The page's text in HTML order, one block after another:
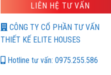
LIÊN HỆ TƯ VẤN
CÔNG TY CỔ PHẦN TƯ VẤN
THIẾT KẾ ELITE HOUSES
Hotline tư vấn: 0975.255.586